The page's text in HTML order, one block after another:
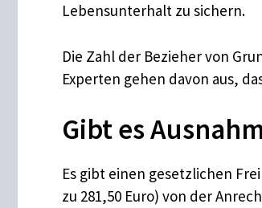
Lebensunterhalt zu sichern.
Die Zahl der Bezieher von
Experten gehen davon aus,
Gibt es
Es gibt einen gesetzlichen
zu 281,50 Euro) von der